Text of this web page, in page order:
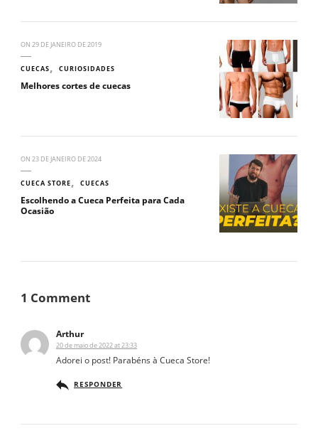
ON 29 DE JANEIRO DE 2019
CUECAS CURIOSIDADES
Melhores cortes de cuecas
ON 23 DE JANEIRO DE 2024
CUECA STORE CUECAS
Escolhendo a Cueca Perfeita para Cada
Ocasião
1 Comment
Arthur
20 de maio de 2022 at 23:33
Adorei o post! Parabéns à Cueca Store!
RESPONDER